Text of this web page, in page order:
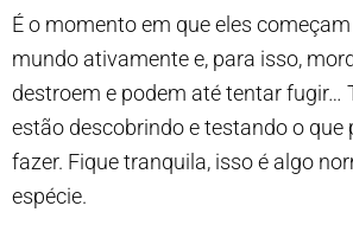
É o momento em que eles
mundo ativamente e, para isso,
destroem e podem até tentar fugir…
estão descobrindo e testando o que
fazer. Fique tranquila, isso é algo
espécie.